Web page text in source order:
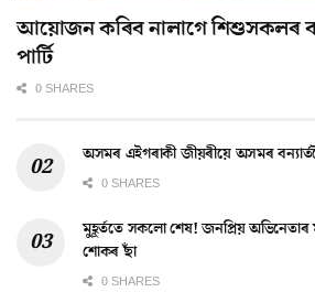
আয়োজন কৰিব নালাগে শিশুসকলৰ
পাৰ্টি
0 SHARES
অসমৰ এইগৰাকী জীয়ৰীয়ে অসমৰ
0 SHARES
মুহূৰ্ততে সকলো শেষ! জনপ্ৰিয়
শোকৰ ছাঁ
0 SHARES